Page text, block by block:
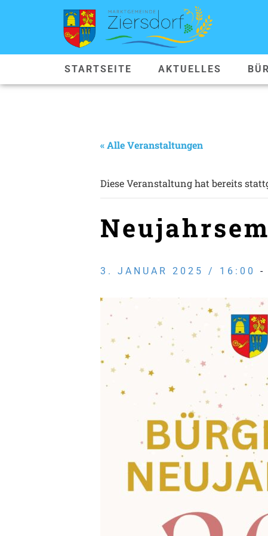
STARTSEITE AKTUELLES
« Alle Veranstaltungen
Diese Veranstaltung hat bereits
3. JANUAR 2025 / 16:00 -